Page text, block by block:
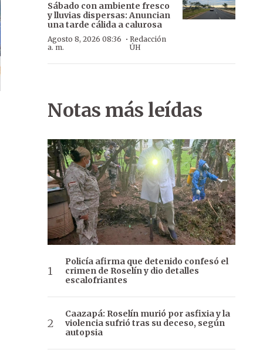
Sábado con ambiente fresco
y lluvias dispersas: Anuncian
una tarde cálida a calurosa
Agosto 8, 2026 08:36
a. m.
·Redacción
ÚH
Notas más leídas
Policía afirma que detenido confesó el
crimen de Roselín y dio detalles
escalofriantes
Caazapá: Roselín murió por asfixia y la
violencia sufrió tras su deceso, según
autopsia